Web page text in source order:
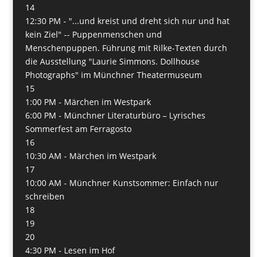
14
12:30 PM - "...und kreist und dreht sich nur und hat
kein Ziel" -- Puppenmenschen und
Menschenpuppen. Führung mit Rilke-Texten durch
die Ausstellung "Laurie Simmons. Dollhouse
Photographs" im Münchner Theatermuseum
15
1:00 PM - Märchen im Westpark
6:00 PM - Münchner Literaturbüro – Lyrisches
Sommerfest am Ferragosto
16
10:30 AM - Märchen im Westpark
17
10:00 AM - Münchner Kunstsommer: Einfach nur
schreiben
18
19
20
4:30 PM - Lesen im Hof